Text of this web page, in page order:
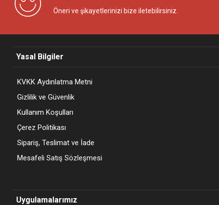
Öneri ve şikayetlerinizi bize iletebilirsiniz.
Yasal Bilgiler
KVKK Aydınlatma Metni
Gizlilik ve Güvenlik
Kullanım Koşulları
Çerez Politikası
Sipariş, Teslimat ve İade
Mesafeli Satış Sözleşmesi
Uygulamalarımız